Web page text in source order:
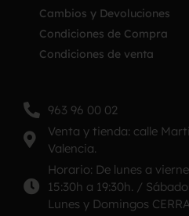
Cambios y Devoluciones
Condiciones de Compra
Condiciones de venta
963 96 00 02
Venta y tienda: calle
Valencia.
Horario: De lunes a
15:30h a 19:30h. /
Lunes y Domingos